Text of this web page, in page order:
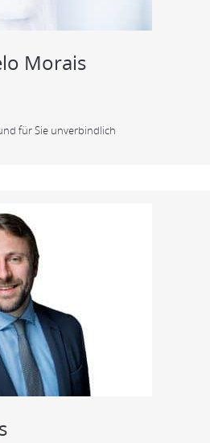
Morais
für Sie unverbindlich